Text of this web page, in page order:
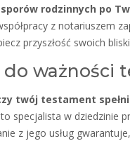
rodzinnych po
z notariuszem
przyszłość swoich
do ważności
twój testament
specjalista w dziedzinie
z jego usług